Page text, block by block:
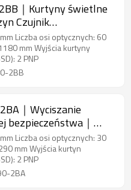
｜Kurtyny świetlne
Czujnik
｜DADISICK
Liczba osi optycznych: 60
mm Wyjścia kurtyny
2 PNP
2BB
｜Wyciszanie
bezpieczeństwa｜
Liczba osi optycznych: 30
mm Wyjścia kurtyn
2 PNP
2BA